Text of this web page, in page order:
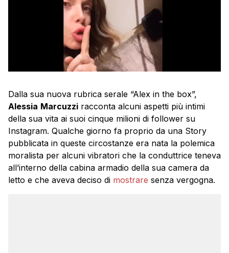
Dalla sua nuova rubrica serale “Alex in the box”,
Alessia Marcuzzi racconta alcuni aspetti più intimi
della sua vita ai suoi cinque milioni di follower su
Instagram. Qualche giorno fa proprio da una Story
pubblicata in queste circostanze era nata la polemica
moralista per alcuni vibratori che la conduttrice teneva
all’interno della cabina armadio della sua camera da
letto e che aveva deciso di mostrare senza vergogna.